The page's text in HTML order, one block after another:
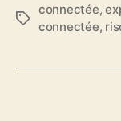
Étiquettes
connectée,
connectée,